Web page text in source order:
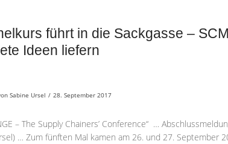
führt in die Sackgasse –
Ideen liefern
Sabine Ursel / 28. September 2017
– The Supply Chainers’ Conference“ …
… Zum fünften Mal kamen am 26. und 27. September